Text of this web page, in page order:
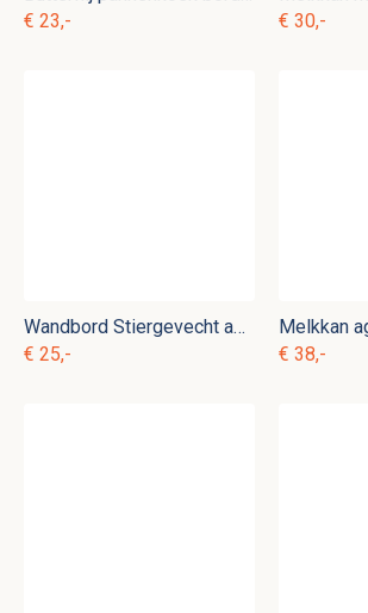
€ 23,-
€ 30,-
Wandbord Stiergevecht ag. d 22
€ 25,-
Melkkan
€ 38,-